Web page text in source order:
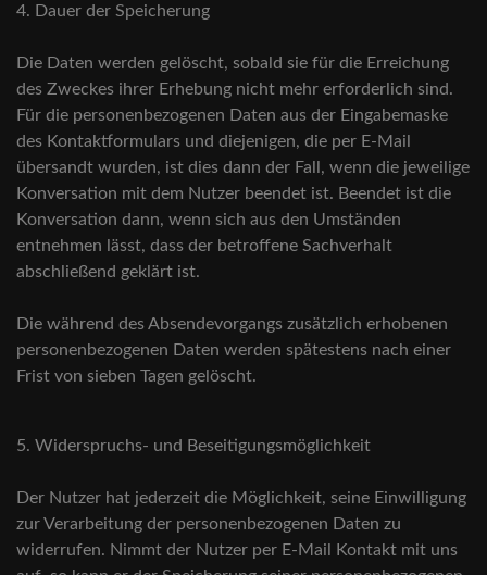
4. Dauer der Speicherung
Die Daten werden gelöscht, sobald sie für die Erreichung
des Zweckes ihrer Erhebung nicht mehr erforderlich sind.
Für die personenbezogenen Daten aus der Eingabemaske
des Kontaktformulars und diejenigen, die per E-Mail
übersandt wurden, ist dies dann der Fall, wenn die jeweilige
Konversation mit dem Nutzer beendet ist. Beendet ist die
Konversation dann, wenn sich aus den Umständen
entnehmen lässt, dass der betroffene Sachverhalt
abschließend geklärt ist.
Die während des Absendevorgangs zusätzlich erhobenen
personenbezogenen Daten werden spätestens nach einer
Frist von sieben Tagen gelöscht.
5. Widerspruchs- und Beseitigungsmöglichkeit
Der Nutzer hat jederzeit die Möglichkeit, seine Einwilligung
zur Verarbeitung der personenbezogenen Daten zu
widerrufen. Nimmt der Nutzer per E-Mail Kontakt mit uns